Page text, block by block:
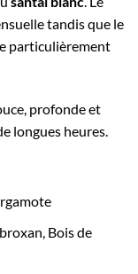
tandis que le
particulièrement
profonde et
longues heures.
Bois de